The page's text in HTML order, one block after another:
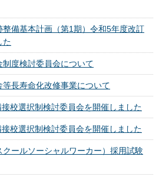
整備基本計画（第1期）令和5年度改訂
た
制度検討委員会について
等長寿命化改修事業について
校選択制検討委員会を開催しました
校選択制検討委員会を開催しました
クールソーシャルワーカー）採用試験